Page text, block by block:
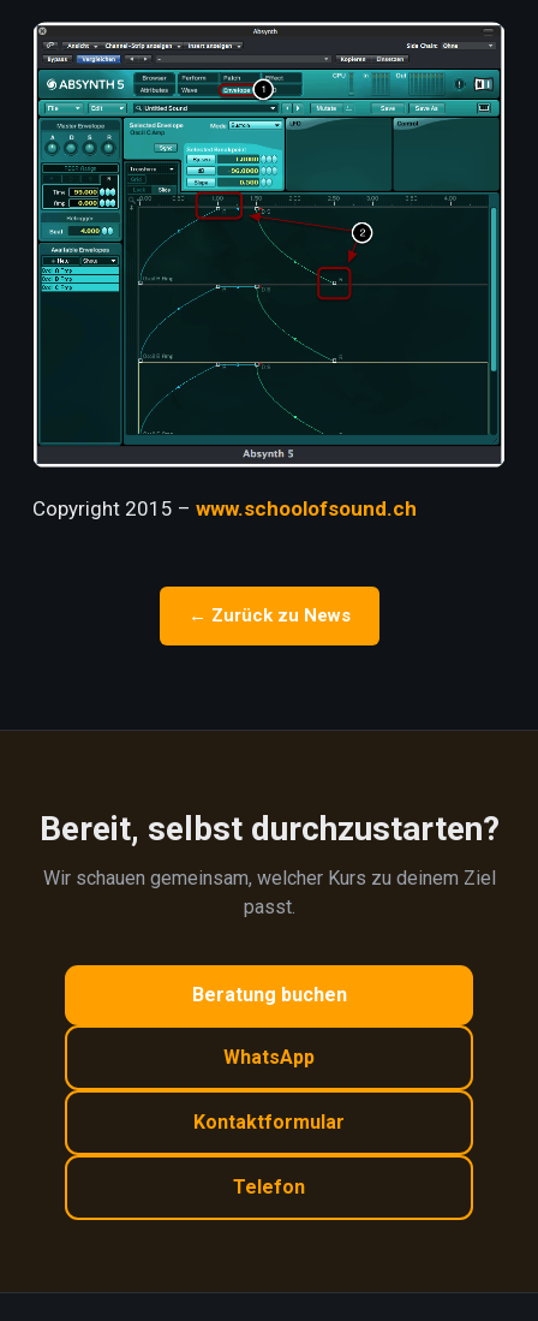
Copyright 2015 – www.schoolofsound.ch
← Zurück zu News
Bereit, selbst durchzustarten?
Wir schauen gemeinsam, welcher Kurs zu deinem Ziel
passt.
Beratung buchen
WhatsApp
Kontaktformular
Telefon